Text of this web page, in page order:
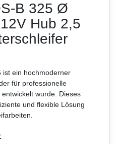
B 325 Ø
Hub 2,5
ist ein hochmoderner
für professionelle
wurde. Dieses
und flexible Lösung